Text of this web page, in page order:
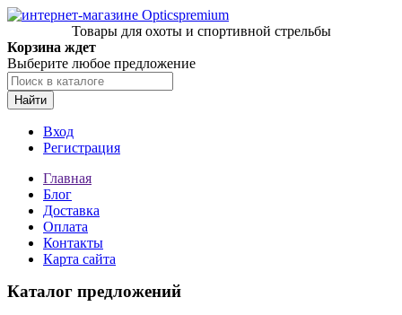
Товары для охоты и спортивной стрельбы
Корзина ждет
Выберите любое предложение
Найти
Вход
Регистрация
Главная
Блог
Доставка
Оплата
Контакты
Карта сайта
Каталог предложений